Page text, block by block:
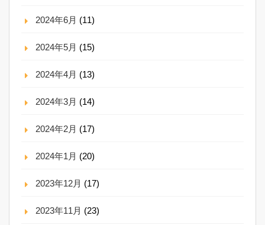
2024年6月 (11)
2024年5月 (15)
2024年4月 (13)
2024年3月 (14)
2024年2月 (17)
2024年1月 (20)
2023年12月 (17)
2023年11月 (23)